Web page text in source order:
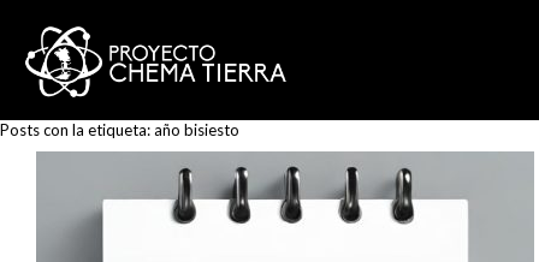
Posts con la etiqueta:año bisiesto